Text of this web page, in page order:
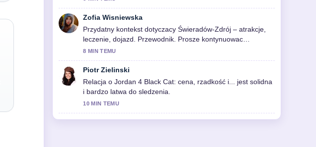
Zofia Wisniewska
Przydatny kontekst dotyczacy Świeradów-Zdrój – atrakcje,
leczenie, dojazd. Przewodnik. Prosze kontynuowac
aktualizacje na zywo.
8 MIN TEMU
Piotr Zielinski
Relacja o Jordan 4 Black Cat: cena, rzadkość i... jest solidna
i bardzo latwa do sledzenia.
10 MIN TEMU